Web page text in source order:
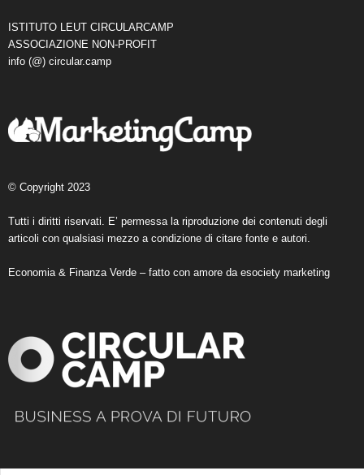
ISTITUTO LEUT CIRCULARCAMP
ASSOCIAZIONE NON-PROFIT
info (@) circular.camp
© Copyright 2023
Tutti i diritti riservati. E’ permessa la riproduzione dei contenuti degli
articoli con qualsiasi mezzo a condizione di citare fonte e autori.
Economia & Finanza Verde – fatto con amore da esociety marketing